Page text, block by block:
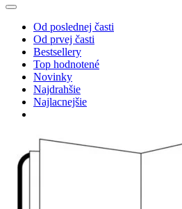
Od poslednej časti
Od prvej časti
Bestsellery
Top hodnotené
Novinky
Najdrahšie
Najlacnejšie